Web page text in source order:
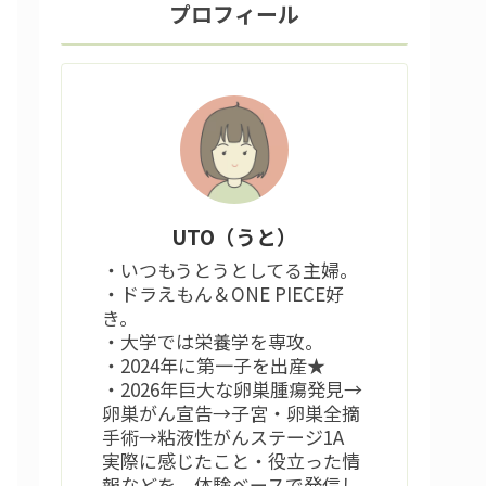
プロフィール
UTO（うと）
・いつもうとうとしてる主婦。
・ドラえもん＆ONE PIECE好
き。
・大学では栄養学を専攻。
・2024年に第一子を出産★
・2026年巨大な卵巣腫瘍発見→
卵巣がん宣告→子宮・卵巣全摘
手術→粘液性がんステージ1A
実際に感じたこと・役立った情